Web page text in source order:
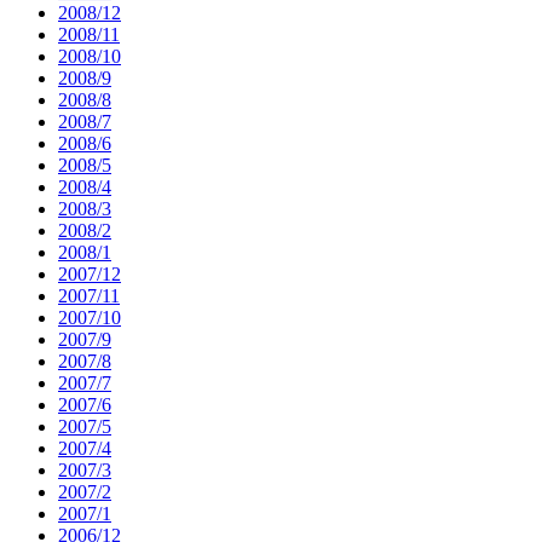
2008/12
2008/11
2008/10
2008/9
2008/8
2008/7
2008/6
2008/5
2008/4
2008/3
2008/2
2008/1
2007/12
2007/11
2007/10
2007/9
2007/8
2007/7
2007/6
2007/5
2007/4
2007/3
2007/2
2007/1
2006/12